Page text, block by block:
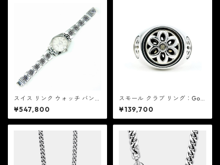
スイス リンク ウォッチ バンド
スキニー ＋ チュードル オイス
ター プリンス デイト：Good
Art HLYWD グッド アート ハ
¥547,800
スモール クラブ リング：Goo
d Art HLYWD グッド アート
ハリウッド
¥139,700